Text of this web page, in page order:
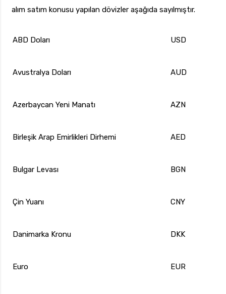
alım satım konusu yapılan dövizler aşağıda sayılmıştır.
ABD Doları USD
Avustralya Doları AUD
Azerbaycan Yeni Manatı AZN
Birleşik Arap Emirlikleri Dirhemi AED
Bulgar Levası BGN
Çin Yuanı CNY
Danimarka Kronu DKK
Euro EUR